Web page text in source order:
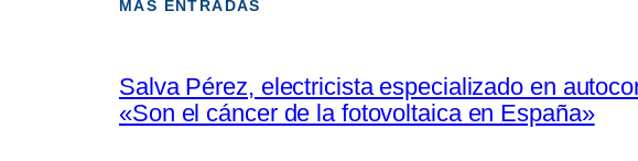
MÁS ENTRADAS
Salva Pérez, electricista especializado en
«Son el cáncer de la fotovoltaica en España»